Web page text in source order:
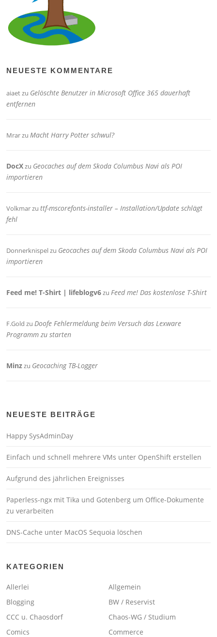
NEUESTE KOMMENTARE
aiaetzu Gelöschte Benutzer in Microsoft Office 365 dauerhaft
entfernen
Mrarzu Macht Harry Potter schwul?
DocXzu Geocaches auf dem Skoda Columbus Navi als POI
importieren
Volkmarzuttf-mscorefonts-installer – Installation/Update schlägt
fehl
Donnerknispelzu Geocaches auf dem Skoda Columbus Navi als POI
importieren
Feed me! T-Shirt | lifeblogv6zu Feed me! Das kostenlose T-Shirt
F.Gold zu Doofe Fehlermeldung beim Versuch das Lexware
Programm zu starten
Minzzu Geocaching TB-Logger
NEUESTE BEITRÄGE
Happy SysAdminDay
Einfach und schnell mehrere VMs unter OpenShift erstellen
Aufgrund des jährlichen Ereignisses
Paperless-ngx mit Tika und Gotenberg um Office-Dokumente
zu verarbeiten
DNS-Cache unter MacOS Sequoia löschen
KATEGORIEN
Allerlei
Allgemein
Blogging
BW / Reservist
CCC u. Chaosdorf
Chaos-WG / Studium
Comics
Commerce